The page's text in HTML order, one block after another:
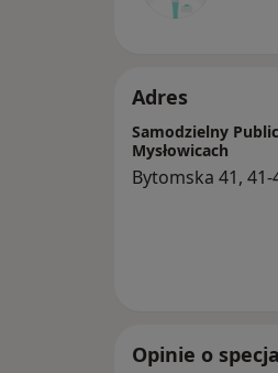
Adres
Samodzielny
Mysłowicach
Bytomska 41, 41-
Opinie o